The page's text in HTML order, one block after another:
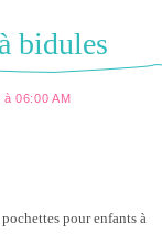
bidules
06:00 AM
pour enfants à